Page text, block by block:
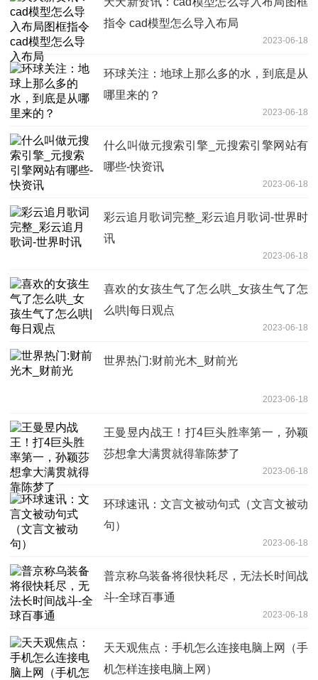
指令 cad模型怎么导入布局
2023-06-18
环球关注：地球上那么多的水，到底是从
哪里来的？
2023-06-18
什么叫做元搜索引擎_元搜索引擎网站有
哪些-快资讯
2023-06-18
彩云追月歌词完整_彩云追月歌词-世界时
讯
2023-06-18
喜欢的女孩生气了怎么哄_女孩生气了怎
么哄|每日观点
2023-06-18
世界热门:财前光木_财前光
2023-06-18
王曼昱内战王！打4巨头胜率第一，孙颖
莎想拿大满贯就得靠陈梦了
2023-06-18
环球速讯：文言文被动句式（文言文被动
句）
2023-06-18
普京称乌装备将很快耗尽，无法长时间战
斗-全球百事通
2023-06-18
天天观焦点：手机怎么连接电脑上网（手
机怎样连接电脑上网）